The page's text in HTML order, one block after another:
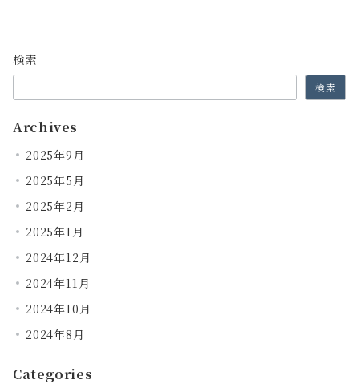
ペ
ー
ジ
送
り
検索
検索
Archives
2025年9月
2025年5月
2025年2月
2025年1月
2024年12月
2024年11月
2024年10月
2024年8月
Categories